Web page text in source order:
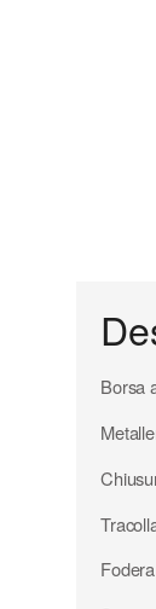
Borsa